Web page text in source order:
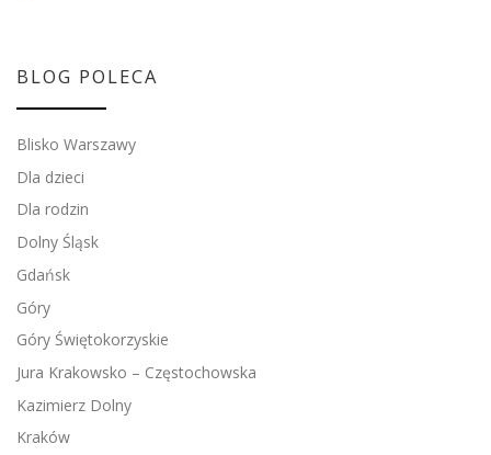
BLOG POLECA
Blisko Warszawy
Dla dzieci
Dla rodzin
Dolny Śląsk
Gdańsk
Góry
Góry Świętokorzyskie
Jura Krakowsko – Częstochowska
Kazimierz Dolny
Kraków